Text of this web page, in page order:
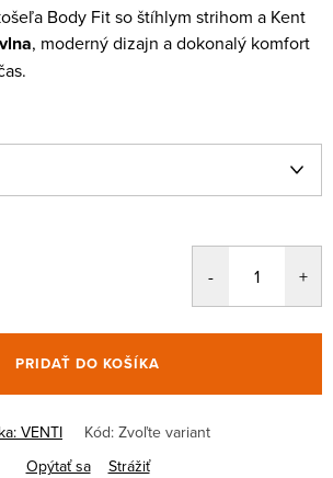
Body Fit so štíhlym strihom a Kent
, moderný dizajn a dokonalý komfort
PRIDAŤ DO KOŠÍKA
VENTI Kód: Zvoľte variant
Opýtať sa
Strážiť